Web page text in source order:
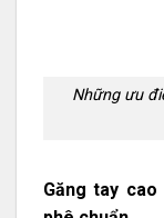
Những ưu
Găng tay